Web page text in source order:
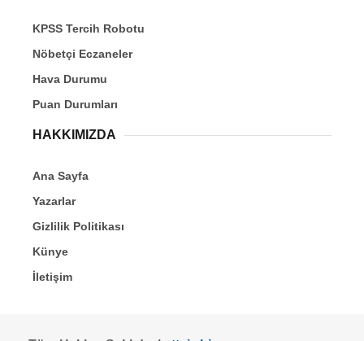
KPSS Tercih Robotu
Nöbetçi Eczaneler
Hava Durumu
Puan Durumları
HAKKIMIZDA
Ana Sayfa
Yazarlar
Gizlilik Politikası
Künye
İletişim